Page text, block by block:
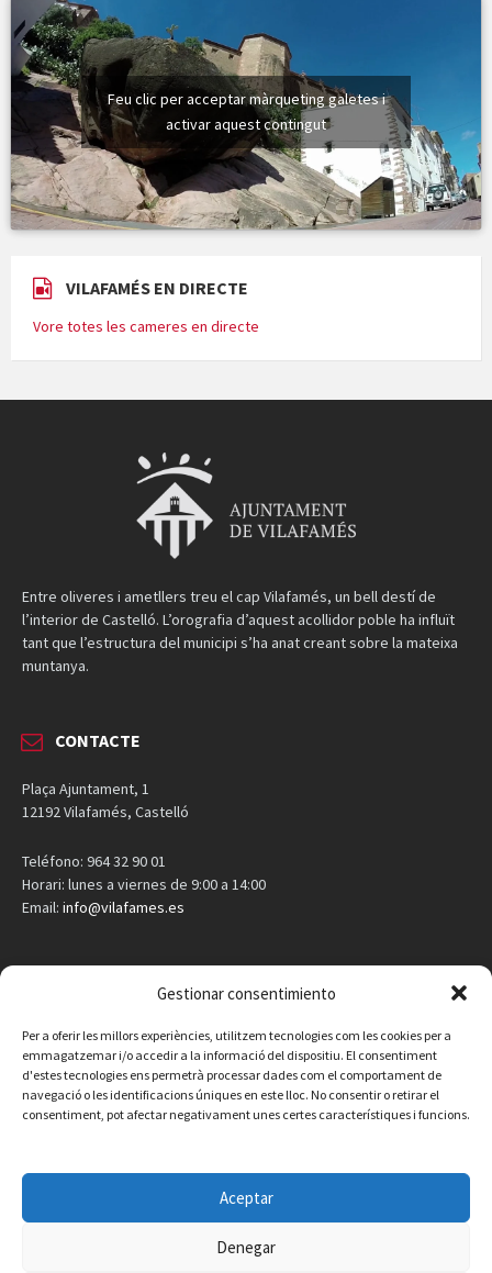
Gestionar consentimiento
Per a oferir les millors experiències, utilitzem tecnologies com les cookies per a
emmagatzemar i/o accedir a la informació del dispositiu. El consentiment
d'estes tecnologies ens permetrà processar dades com el comportament de
navegació o les identificacions úniques en este lloc. No consentir o retirar el
consentiment, pot afectar negativament unes certes característiques i funcions.
Aceptar
Denegar
Feu clic per acceptar màrqueting galetes i
activar aquest contingut
VILAFAMÉS EN DIRECTE
Vore totes les cameres en directe
Entre oliveres i ametllers treu el cap Vilafamés, un bell destí de
l’interior de Castelló. L’orografia d’aquest acollidor poble ha influït
tant que l’estructura del municipi s’ha anat creant sobre la mateixa
muntanya.
CONTACTE
Plaça Ajuntament, 1
12192 Vilafamés, Castelló
Teléfono: 964 32 90 01
Horari: lunes a viernes de 9:00 a 14:00
Email: info@vilafames.es
Vilafamés al día
Consulta la agenda de Vilafamésaquí